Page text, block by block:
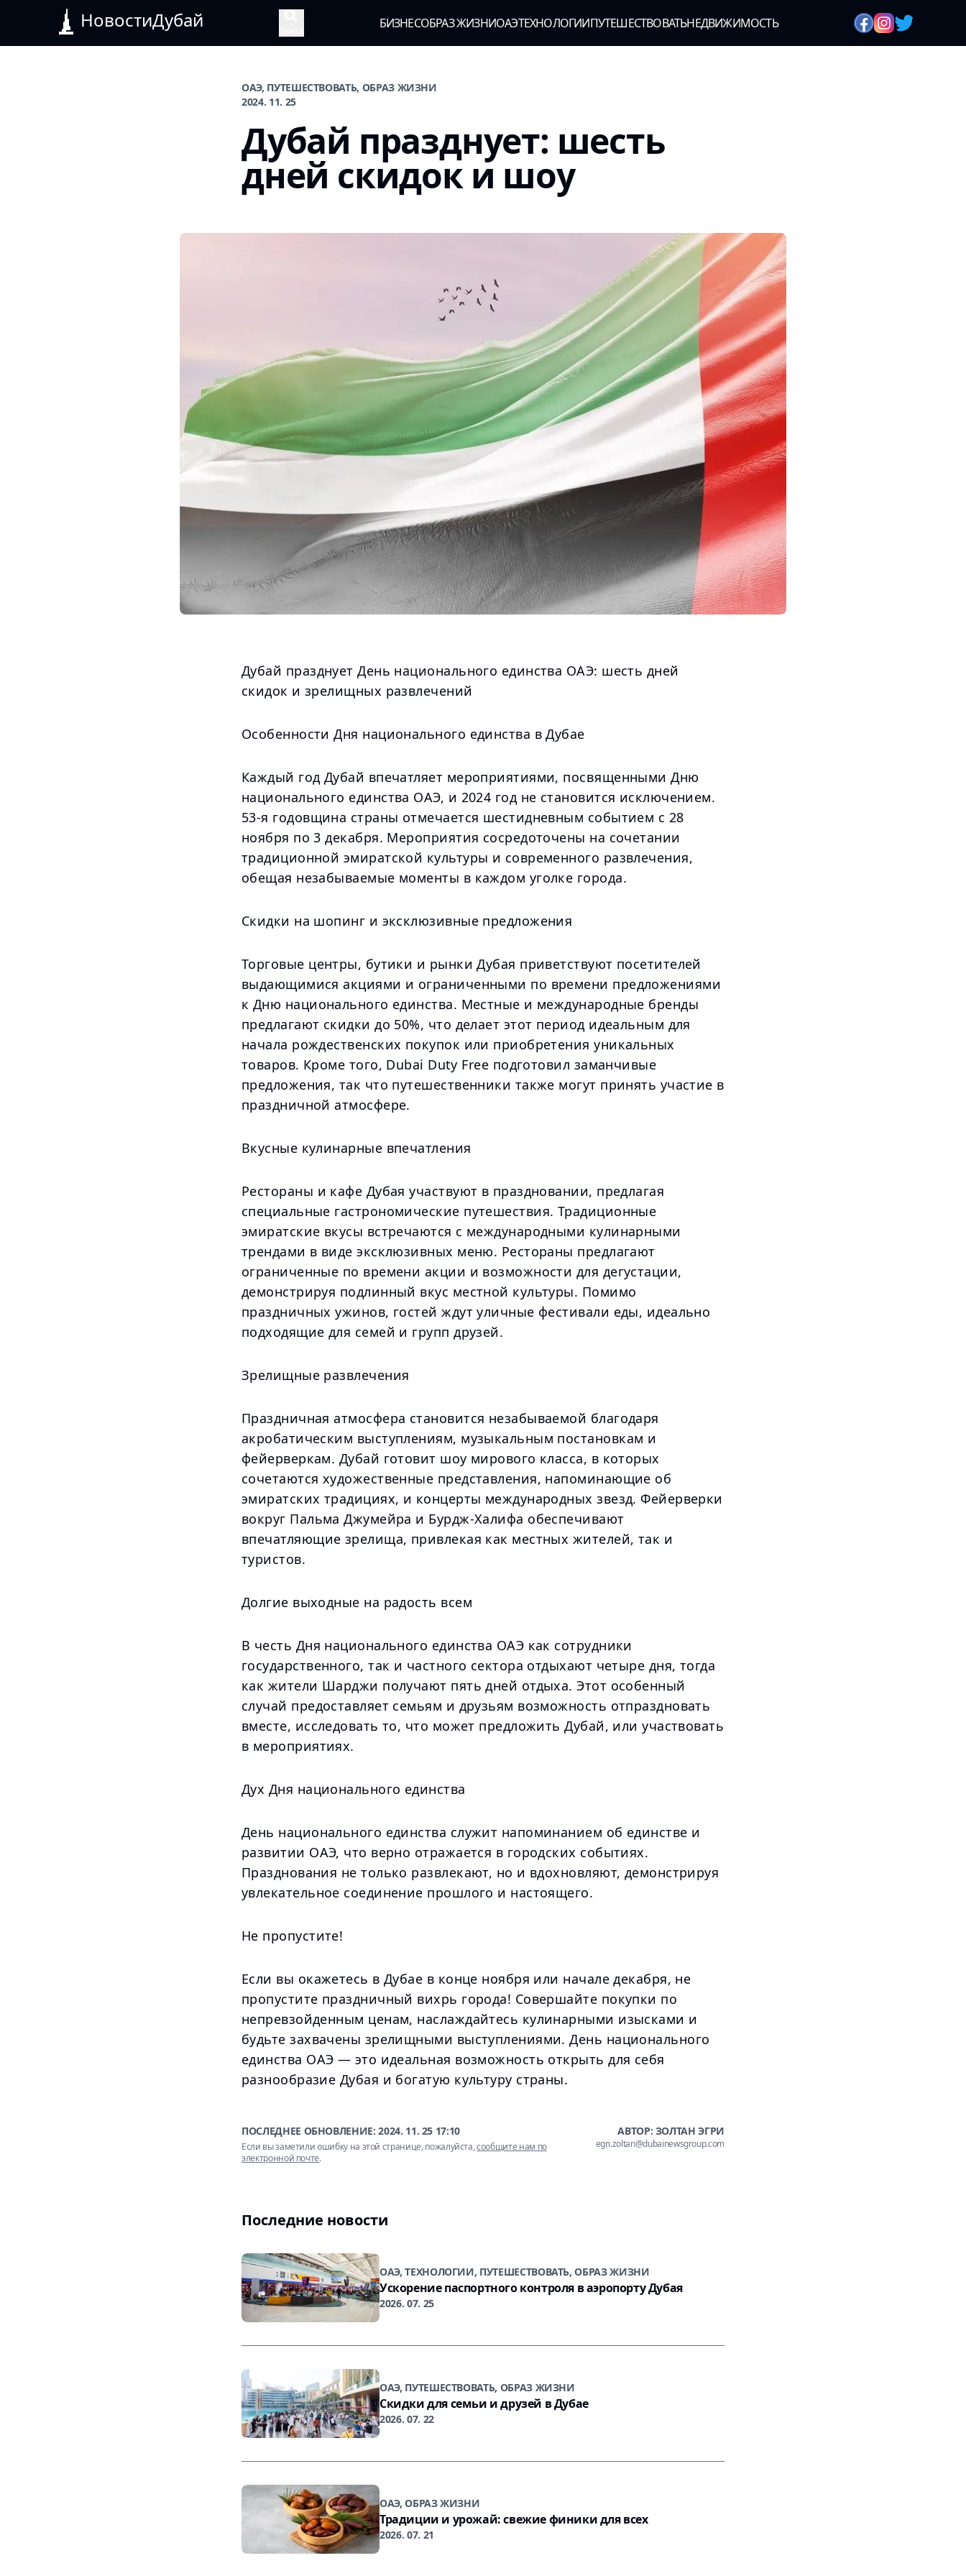
НовостиДубай БИЗНЕСОБРАЗ ЖИЗНИОАЭТЕХНОЛОГИИПУТЕШЕСТВОВАТЬНЕДВИЖИМОСТЬ
ОАЭ, ПУТЕШЕСТВОВАТЬ, ОБРАЗ ЖИЗНИ
2024. 11. 25
Дубай празднует: шесть
дней скидок и шоу
Дубай празднует День национального единства ОАЭ: шесть дней
скидок и зрелищных развлечений
Особенности Дня национального единства в Дубае
Каждый год Дубай впечатляет мероприятиями, посвященными Дню
национального единства ОАЭ, и 2024 год не становится исключением.
53-я годовщина страны отмечается шестидневным событием с 28
ноября по 3 декабря. Мероприятия сосредоточены на сочетании
традиционной эмиратской культуры и современного развлечения,
обещая незабываемые моменты в каждом уголке города.
Скидки на шопинг и эксклюзивные предложения
Торговые центры, бутики и рынки Дубая приветствуют посетителей
выдающимися акциями и ограниченными по времени предложениями
к Дню национального единства. Местные и международные бренды
предлагают скидки до 50%, что делает этот период идеальным для
начала рождественских покупок или приобретения уникальных
товаров. Кроме того, Dubai Duty Free подготовил заманчивые
предложения, так что путешественники также могут принять участие в
праздничной атмосфере.
Вкусные кулинарные впечатления
Рестораны и кафе Дубая участвуют в праздновании, предлагая
специальные гастрономические путешествия. Традиционные
эмиратские вкусы встречаются с международными кулинарными
трендами в виде эксклюзивных меню. Рестораны предлагают
ограниченные по времени акции и возможности для дегустации,
демонстрируя подлинный вкус местной культуры. Помимо
праздничных ужинов, гостей ждут уличные фестивали еды, идеально
подходящие для семей и групп друзей.
Зрелищные развлечения
Праздничная атмосфера становится незабываемой благодаря
акробатическим выступлениям, музыкальным постановкам и
фейерверкам. Дубай готовит шоу мирового класса, в которых
сочетаются художественные представления, напоминающие об
эмиратских традициях, и концерты международных звезд. Фейерверки
вокруг Пальма Джумейра и Бурдж-Халифа обеспечивают
впечатляющие зрелища, привлекая как местных жителей, так и
туристов.
Долгие выходные на радость всем
В честь Дня национального единства ОАЭ как сотрудники
государственного, так и частного сектора отдыхают четыре дня, тогда
как жители Шарджи получают пять дней отдыха. Этот особенный
случай предоставляет семьям и друзьям возможность отпраздновать
вместе, исследовать то, что может предложить Дубай, или участвовать
в мероприятиях.
Дух Дня национального единства
День национального единства служит напоминанием об единстве и
развитии ОАЭ, что верно отражается в городских событиях.
Празднования не только развлекают, но и вдохновляют, демонстрируя
увлекательное соединение прошлого и настоящего.
Не пропустите!
Если вы окажетесь в Дубае в конце ноября или начале декабря, не
пропустите праздничный вихрь города! Совершайте покупки по
непревзойденным ценам, наслаждайтесь кулинарными изысками и
будьте захвачены зрелищными выступлениями. День национального
единства ОАЭ — это идеальная возможность открыть для себя
разнообразие Дубая и богатую культуру страны.
ПОСЛЕДНЕЕ ОБНОВЛЕНИЕ:2024. 11. 25 17:10
Если вы заметили ошибку на этой странице, пожалуйста,сообщите нам по
электронной почте.
АВТОР: ЗОЛТАН ЭГРИ
egri.zoltan@dubainewsgroup.com
Последние новости
ОАЭ, ТЕХНОЛОГИИ, ПУТЕШЕСТВОВАТЬ, ОБРАЗ ЖИЗНИ
Ускорение паспортного контроля в аэропорту Дубая
2026. 07. 25
ОАЭ, ПУТЕШЕСТВОВАТЬ, ОБРАЗ ЖИЗНИ
Скидки для семьи и друзей в Дубае
2026. 07. 22
ОАЭ, ОБРАЗ ЖИЗНИ
Традиции и урожай: свежие финики для всех
2026. 07. 21